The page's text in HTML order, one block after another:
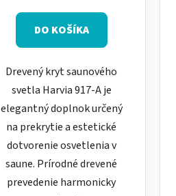
DO KOŠÍKA
Drevený kryt saunového
svetla Harvia 917-A je
elegantný doplnok určený
na prekrytie a estetické
dotvorenie osvetlenia v
saune. Prírodné drevené
prevedenie harmonicky